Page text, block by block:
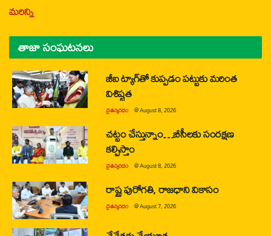
మరిన్ని
తాజా సంఘటనలు
జీఐ ట్యాగ్‌తో కుప్పడం పట్టుకు మరింత
విశిష్టత
చైతన్యరధం @August 8, 2026
చట్టం చేస్తున్నాం…బీసీలకు సంరక్షణ
కల్పిస్తాం
చైతన్యరధం @August 8, 2026
రాష్ట్ర పురోగతి, రాజధాని వికాసం
చైతన్యరధం @August 7, 2026